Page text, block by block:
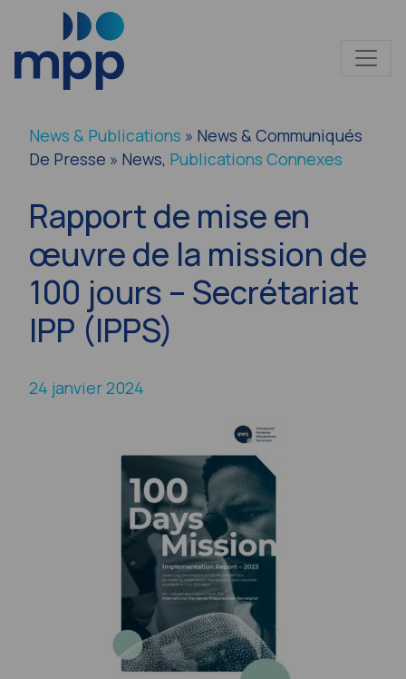
News & Publications » News & Communiqués
De Presse » News, Publications Connexes
Rapport de mise en
œuvre de la mission de
100 jours – Secrétariat
IPP (IPPS)
24 janvier 2024